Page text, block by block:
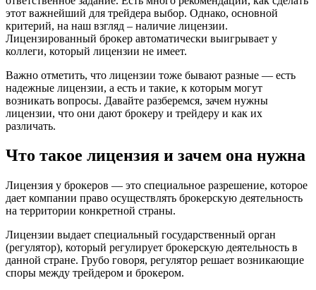
этот важнейший для трейдера выбор. Однако, основной
критерий, на наш взгляд – наличие лицензии.
Лицензированный брокер автоматически выигрывает у
коллеги, который лицензии не имеет.
Важно отметить, что лицензии тоже бывают разные — есть
надежные лицензии, а есть и такие, к которым могут
возникать вопросы. Давайте разберемся, зачем нужны
лицензии, что они дают брокеру и трейдеру и как их
различать.
Что такое лицензия и зачем она нужна
Лицензия у брокеров — это специальное разрешение, которое
дает компании право осуществлять брокерскую деятельность
на территории конкретной страны.
Лицензии выдает специальный государственный орган
(регулятор), который регулирует брокерскую деятельность в
данной стране. Грубо говоря, регулятор решает возникающие
споры между трейдером и брокером.